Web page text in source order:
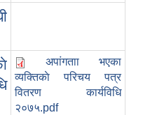
अपांगताा भएका
व्यक्तिकाे परिचय पत्र
वितरण कार्यविधि
२०७५.pdf